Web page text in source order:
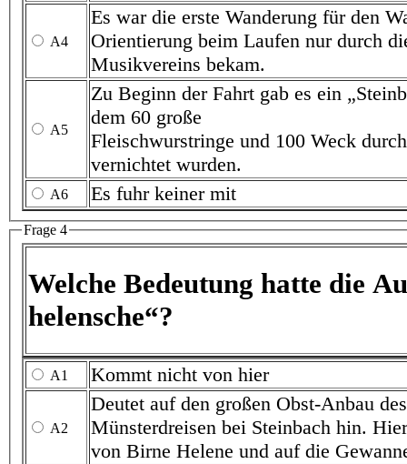
A4
Es war die erste Wanderung für den Wanderverein, die eine
Orientierung beim Laufen nur durch die Musik des
Musikvereins bekam.
A5
Zu Beginn der Fahrt gab es ein „Steinbacher Frühstück“, in
dem 60 große
Fleischwurstringe und 100 Weck durch 70
vernichtet wurden.
A6 Es fuhr keiner mit
Frage 4
Welche Bedeutung hatte die
helensche“?
A1 Kommt nicht von hier
A2
Deutet auf den großen Obst-Anbau des
Münsterdreisen bei Steinbach hin. Hier speziell hergeleitet
von Birne Helene und auf